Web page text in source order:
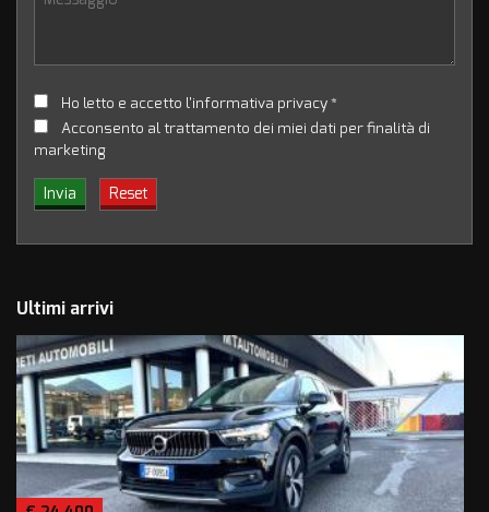
Ho letto e accetto l'informativa privacy*
Acconsento al trattamento dei miei dati per finalità di
marketing
Ultimi arrivi